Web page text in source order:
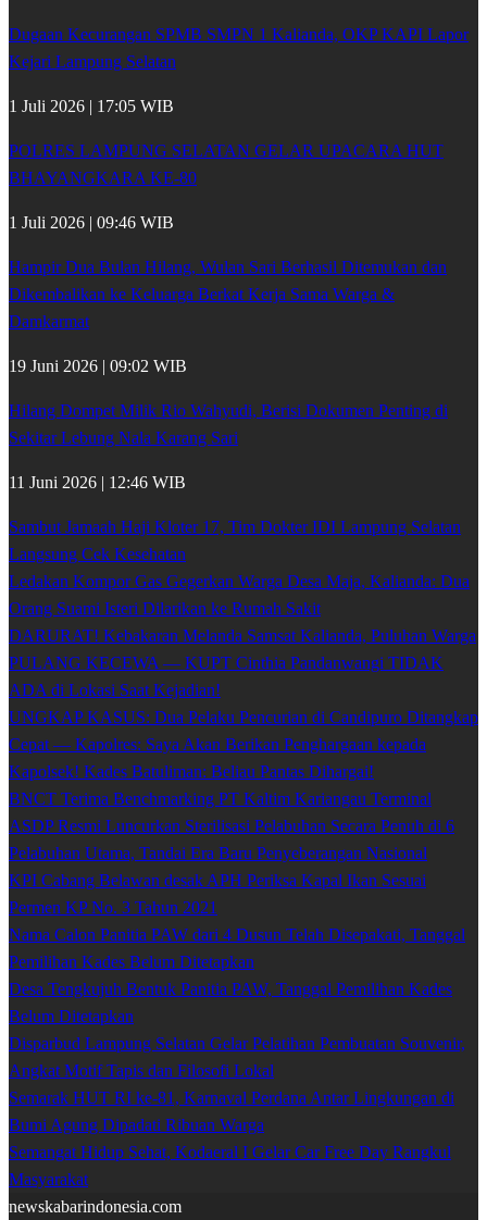
Dugaan Kecurangan SPMB SMPN 1 Kalianda, OKP KAPI Lapor
Kejari Lampung Selatan
1 Juli 2026 | 17:05 WIB
POLRES LAMPUNG SELATAN GELAR UPACARA HUT
BHAYANGKARA KE-80
1 Juli 2026 | 09:46 WIB
Hampir Dua Bulan Hilang, Wulan Sari Berhasil Ditemukan dan
Dikembalikan ke Keluarga Berkat Kerja Sama Warga &
Damkarmat
19 Juni 2026 | 09:02 WIB
Hilang Dompet Milik Rio Wahyudi, Berisi Dokumen Penting di
Sekitar Lebung Nala Karang Sari
11 Juni 2026 | 12:46 WIB
Sambut Jamaah Haji Kloter 17, Tim Dokter IDI Lampung Selatan
Langsung Cek Kesehatan
Ledakan Kompor Gas Gegerkan Warga Desa Maja, Kalianda: Dua
Orang Suami Isteri Dilarikan ke Rumah Sakit
DARURAT! Kebakaran Melanda Samsat Kalianda, Puluhan Warga
PULANG KECEWA — KUPT Cinthia Pandanwangi TIDAK
ADA di Lokasi Saat Kejadian!
UNGKAP KASUS: Dua Pelaku Pencurian di Candipuro Ditangkap
Cepat — Kapolres: Saya Akan Berikan Penghargaan kepada
Kapolsek! Kades Batuliman: Beliau Pantas Dihargai!
BNCT Terima Benchmarking PT Kaltim Kariangau Terminal
ASDP Resmi Luncurkan Sterilisasi Pelabuhan Secara Penuh di 6
Pelabuhan Utama, Tandai Era Baru Penyeberangan Nasional
KPI Cabang Belawan desak APH Periksa Kapal Ikan Sesuai
Permen KP No. 3 Tahun 2021
Nama Calon Panitia PAW dari 4 Dusun Telah Disepakati, Tanggal
Pemilihan Kades Belum Ditetapkan
Desa Tengkujuh Bentuk Panitia PAW, Tanggal Pemilihan Kades
Belum Ditetapkan
Disparbud Lampung Selatan Gelar Pelatihan Pembuatan Souvenir,
Angkat Motif Tapis dan Filosofi Lokal
Semarak HUT RI ke-81, Karnaval Perdana Antar Lingkungan di
Bumi Agung Dipadati Ribuan Warga
Semangat Hidup Sehat, Kodaeral I Gelar Car Free Day Rangkul
Masyarakat
newskabarindonesia.com